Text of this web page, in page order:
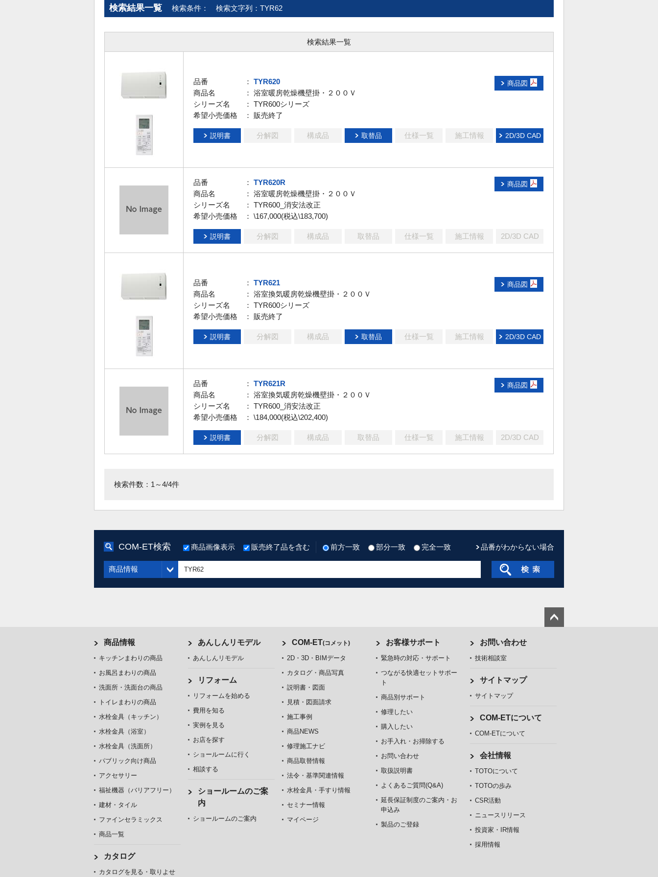
検索結果一覧 検索条件： 検索文字列：TYR62
検索結果一覧
品番 ： TYR620
商品名
： 浴室暖房乾燥機壁掛・２００Ｖ
シリーズ名
： TYR600シリーズ
希望小売価格
： 販売終了
商品図
説明書 分解図 構成品 取替品 仕様一覧 施工情報 2D/3D CAD
品番 ： TYR620R
商品名
： 浴室暖房乾燥機壁掛・２００Ｖ
シリーズ名
： TYR600_消安法改正
希望小売価格
： \167,000(税込\183,700)
商品図
説明書 分解図 構成品 取替品 仕様一覧 施工情報 2D/3D CAD
品番 ： TYR621
商品名
： 浴室換気暖房乾燥機壁掛・２００Ｖ
シリーズ名
： TYR600シリーズ
希望小売価格
： 販売終了
商品図
説明書 分解図 構成品 取替品 仕様一覧 施工情報 2D/3D CAD
品番 ： TYR621R
商品名
： 浴室換気暖房乾燥機壁掛・２００Ｖ
シリーズ名
： TYR600_消安法改正
希望小売価格
： \184,000(税込\202,400)
商品図
説明書 分解図 構成品 取替品 仕様一覧 施工情報 2D/3D CAD
検索件数：1～4/4件
COM-ET検索 商品画像表示 販売終了品を含む 前方一致 部分一致 完全一致 品番がわからない場合
商品情報
商品情報
キッチンまわりの商品
お風呂まわりの商品
洗面所・洗面台の商品
トイレまわりの商品
水栓金具（キッチン）
水栓金具（浴室）
水栓金具（洗面所）
パブリック向け商品
アクセサリー
福祉機器（バリアフリー）
建材・タイル
ファインセラミックス
商品一覧
カタログ
カタログを見る・取りよせ
あんしんリモデル
あんしんリモデル
リフォーム
リフォームを始める
費用を知る
実例を見る
お店を探す
ショールームに行く
相談する
ショールームのご案
内
ショールームのご案内
COM-ET(コメット)
2D・3D・BIMデータ
カタログ・商品写真
説明書・図面
見積・図面請求
施工事例
商品NEWS
修理施工ナビ
商品取替情報
法令・基準関連情報
水栓金具・手すり情報
セミナー情報
マイページ
お客様サポート
緊急時の対応・サポート
つながる快適セットサポー
ト
商品別サポート
修理したい
購入したい
お手入れ・お掃除する
お問い合わせ
取扱説明書
よくあるご質問(Q&A)
延長保証制度のご案内・お
申込み
製品のご登録
お問い合わせ
技術相談室
サイトマップ
サイトマップ
COM-ETについて
COM-ETについて
会社情報
TOTOについて
TOTOの歩み
CSR活動
ニュースリリース
投資家・IR情報
採用情報